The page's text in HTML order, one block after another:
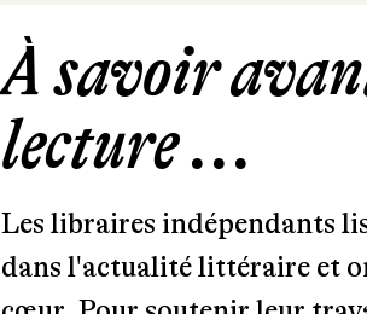
À savoir
lecture ...
Les libraires indépendants
dans l'actualité littéraire et